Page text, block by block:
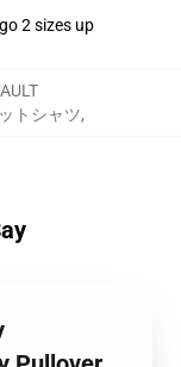
2 sizes up
トシャツ,